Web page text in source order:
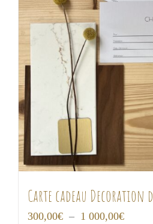
Carte cadeau Decoration
300,00€ – 1 000,00€Plage